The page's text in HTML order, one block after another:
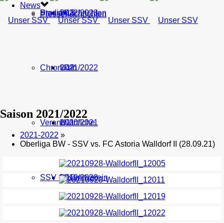
U13
U12
U11
U10
2022/2023
2021/2022
2020/2021
2019/2020
Stadion
Chroniken
Verantwortliche
SSV Gesamtverein
Pressenachrichten
News
Pressenachrichten
Saison 2021/2022
2021-2022 »
Oberliga BW - SSV vs. FC Astoria Walldorf II (28.09.21)